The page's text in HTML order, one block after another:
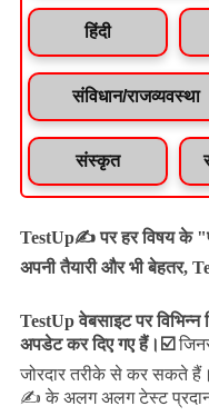
हिंदी
संविधान/राजव्यवस्था
संस्कृत
TestUp✍️ पर हर विषय के
अपनी तैयारी और भी बेहतर,
TestUp वेबसाइट पर
अपडेट कर दिए गए हैं। ☑️
जोरदार तरीके से कर सकते
✍️ के अलग अलग टेस्ट